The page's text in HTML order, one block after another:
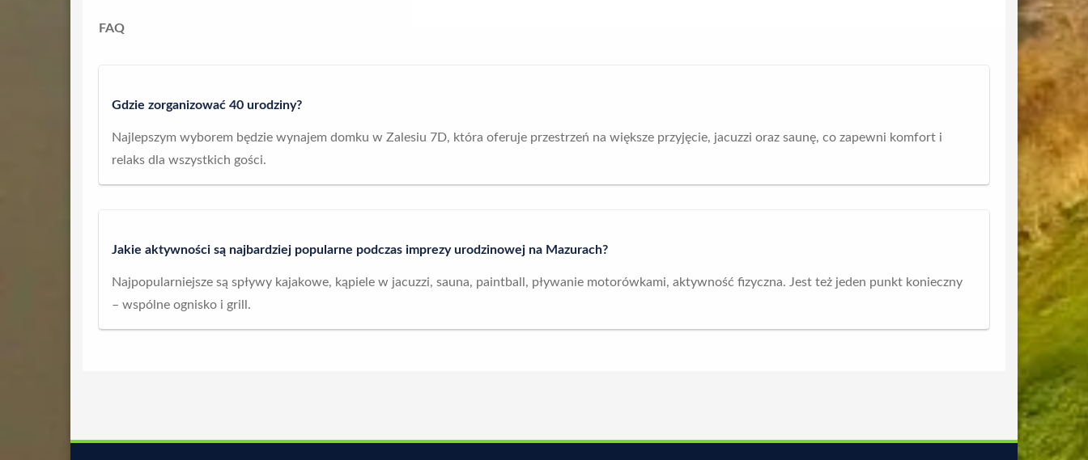
FAQ
Gdzie zorganizować 40 urodziny?
Najlepszym wyborem będzie wynajem domku w Zalesiu 7D, która oferuje przestrzeń na większe przyjęcie, jacuzzi oraz saunę, co zapewni komfort i
relaks dla wszystkich gości.
Jakie aktywności są najbardziej popularne podczas imprezy urodzinowej na Mazurach?
Najpopularniejsze są spływy kajakowe, kąpiele w jacuzzi, sauna, paintball, pływanie motorówkami, aktywność fizyczna. Jest też jeden punkt konieczny
– wspólne ognisko i grill.